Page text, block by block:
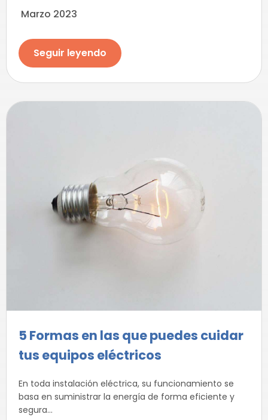
Marzo 2023
Seguir leyendo
5 Formas en las que puedes cuidar
tus equipos eléctricos
En toda instalación eléctrica, su funcionamiento se
basa en suministrar la energía de forma eficiente y
segura...